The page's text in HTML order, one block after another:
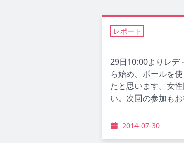
レポート
29日10:00よりレデ
ら始め、ボールを
たと思います。女
い。次回の参加もお
2014-07-30